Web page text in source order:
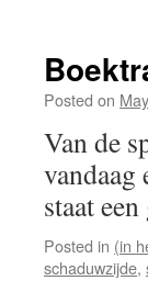
Posted on
Van de
staat
Posted in (in
schaduwzijde,